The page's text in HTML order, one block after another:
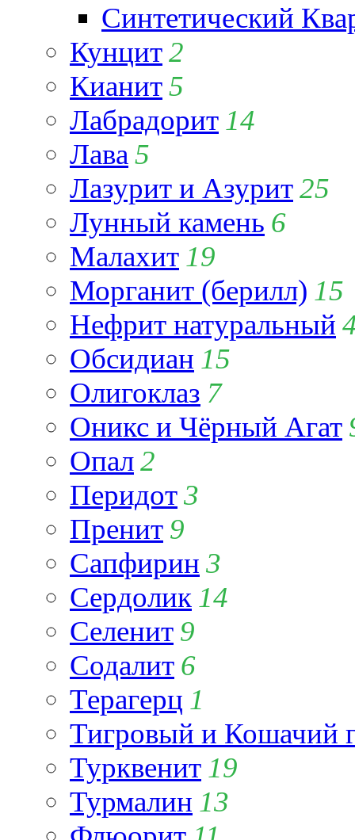
Синтетический
Кунцит2
Кианит5
Лабрадорит 14
Лава 5
Лазурит и Азурит25
Лунный камень 6
Малахит 19
Морганит (берилл) 15
Нефрит натуральный
Обсидиан 15
Олигоклаз 7
Оникс и Чёрный Агат
Опал2
Перидот3
Пренит 9
Сапфирин 3
Сердолик 14
Селенит 9
Содалит 6
Терагерц 1
Тигровый и Кошачий
Турквенит 19
Турмалин 13